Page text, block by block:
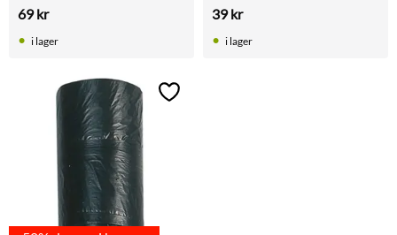
lavendeldoft.
69kr
i lager
39kr
i lager
Lägg till i favoriter